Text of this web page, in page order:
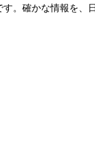
。確かな情報を、